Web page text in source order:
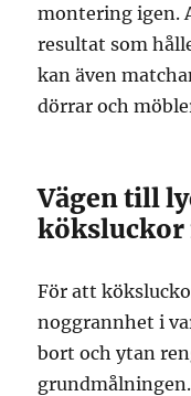
montering igen.
resultat som
kan även
dörrar och
Vägen till
köksluckor
För att
noggrannhet i
bort och ytan